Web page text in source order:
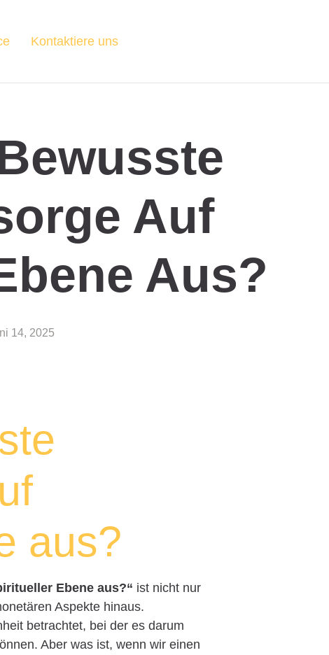
Kontaktiere uns
Auf
Aus?
14, 2025
aus?
Ebene aus?“ ist nicht nur
Aspekte hinaus.
betrachtet, bei der es darum
Aber was ist, wenn wir einen